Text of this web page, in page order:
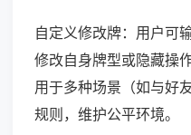
自定义修改牌：用户可
修改自身牌型或隐藏操
用于多种场景（如与好
规则，维护公平环境。